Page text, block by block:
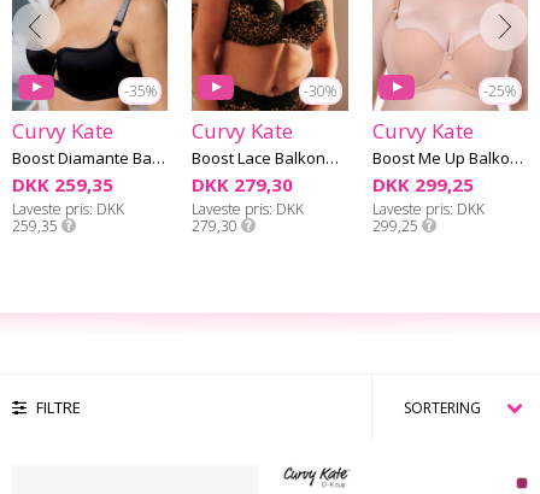
-35%
Curvy Kate
Boost Diamante Balkonette BH G-L skål
DKK 259,35
Laveste pris DKK
259,35
-30%
Curvy Kate
Boost Lace Balkonette BH G-L skål
DKK 279,30
Laveste pris DKK
279,30
-25%
Curvy Kate
Boost Me Up Balkonette BH G-M skål
DKK 299,25
Laveste pris DKK
299,25
FILTRE